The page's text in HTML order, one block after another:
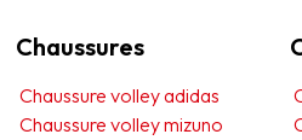
Chaussures
Chaussure volley adidas
Chaussure volley mizuno